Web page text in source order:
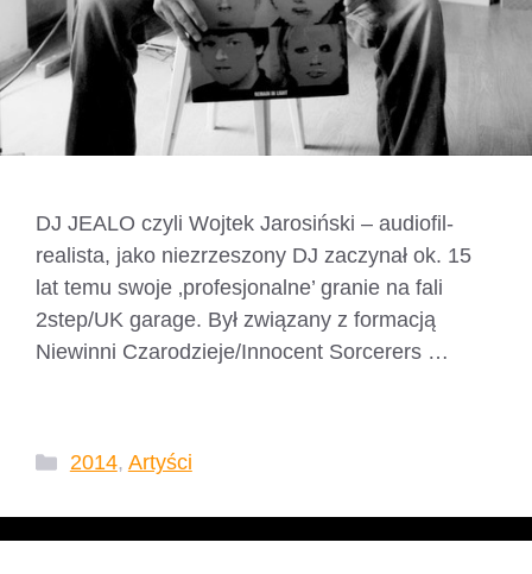
DJ JEALO czyli Wojtek Jarosiński – audiofil-
realista, jako niezrzeszony DJ zaczynał ok. 15
lat temu swoje ‚profesjonalne’ granie na fali
2step/UK garage. Był związany z formacją
Niewinni Czarodzieje/Innocent Sorcerers …
Kategorie
2014, Artyści